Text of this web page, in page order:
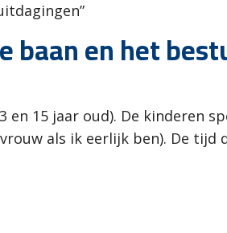
en het
en 15 jaar oud). De kinderen
als ik eerlijk ben). De tijd